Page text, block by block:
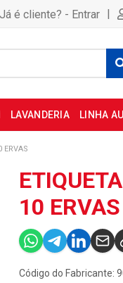
Já é cliente? - Entrar |
LAVANDERIA LINHA
ERVAS
10 ERVAS
Código do Fabricante: